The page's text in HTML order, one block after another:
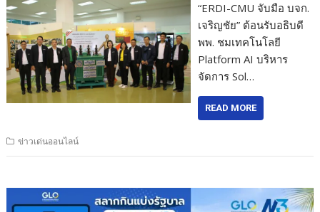
“ERDI-CMU จับมือ บจก.
เจริญชัย” ต้อนรับอธิบดี
พพ. ชมเทคโนโลยี
Platform AI บริหาร
จัดการ Sol…
READ MORE
ข่าวเด่นออนไลน์